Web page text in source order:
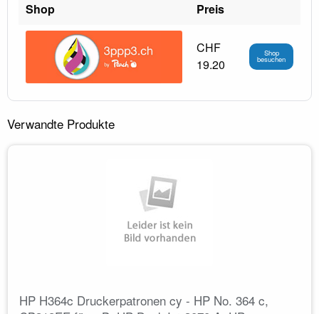
Shop Preis
CHF
19.20
Shop
besuchen
Verwandte Produkte
HP H364c Druckerpatronen cy - HP No. 364 c,